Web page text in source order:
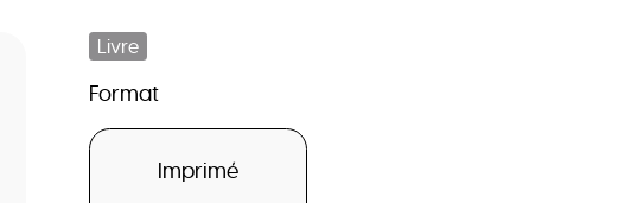
Livre
Format
Imprimé